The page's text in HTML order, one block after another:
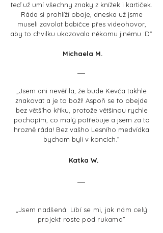
teď už umí všechny znaky z knížek i kartiček.
Ráda si prohlíží oboje, dneska už jsme
museli zavolat babičce přes videohovor,
aby to chvilku ukazovala někomu jinému :D”
Michaela M.
„Jsem ani nevěřila, že bude Kevča takhle
znakovat a je to boží! Aspoň se to obejde
bez většího křiku, protože většinou rychle
pochopím, co malý potřebuje a jsem za to
hrozně ráda! Bez vašho Lesního medvídka
bychom byli v koncích.”
Katka W.
„Jsem nadšená. Líbí se mi, jak nám celý
projekt roste pod rukama”